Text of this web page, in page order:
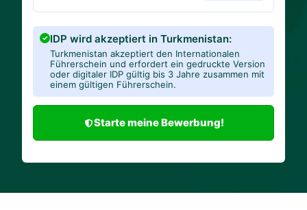
IDP wird akzeptiert in Turkmenistan:
Turkmenistan akzeptiert den Internationalen
Führerschein und erfordert ein gedruckte Version
oder digitaler IDP gültig bis 3 Jahre zusammen mit
einem gültigen Führerschein.
Starte meine Bewerbung!